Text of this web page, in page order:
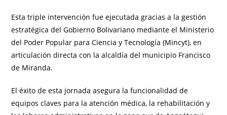
Esta triple intervención fue ejecutada gracias a la gestión
estratégica del Gobierno Bolivariano mediante el Ministerio
del Poder Popular para Ciencia y Tecnología (Mincyt), en
articulación directa con la alcaldía del municipio Francisco
de Miranda.
El éxito de esta jornada asegura la funcionalidad de
equipos claves para la atención médica, la rehabilitación y